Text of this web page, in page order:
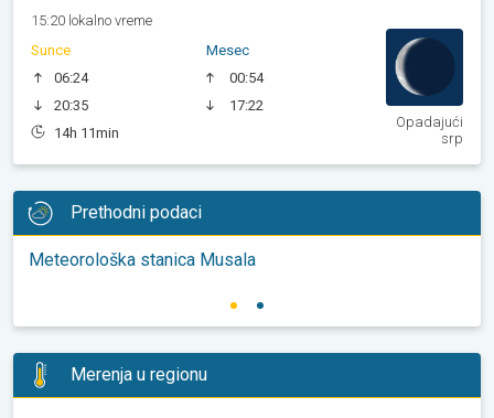
15:20 lokalno vreme
Sunce
06:24
20:35
14h 11min
Mesec
00:54
17:22
Opadajući
srp
Prethodni podaci
Meteorološka stanica Musala
Merenja u regionu